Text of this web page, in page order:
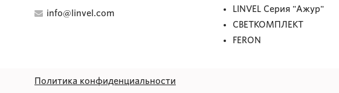
info@linvel.com
LINVEL Серия "Ажур"
СВЕТКОМПЛЕКТ
FERON
Политика конфиденциальности